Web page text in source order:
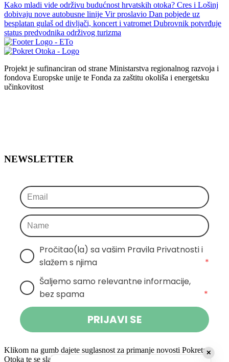
Kako mladi vide održivu budućnost hrvatskih otoka? Cres i Lošinj
dobivaju nove autobusne linije Vir proslavio Dan pobjede uz
besplatan gulaš od divljači, koncert i vatromet Dubrovnik potvrđuje
status predvodnika održivog turizma
Projekt je sufinanciran od strane Ministarstva regionalnog razvoja i
fondova Europske unije te Fonda za zaštitu okoliša i energetsku
učinkovitost
NEWSLETTER
Pročitao(la) sa vašim Pravila Privatnosti i
slažem s njima
*
Šaljemo samo relevantne informacije,
bez spama
*
PRIJAVI SE
Klikom na gumb dajete suglasnost za primanje novosti Pokreta
Otoka te se slažete s
✕